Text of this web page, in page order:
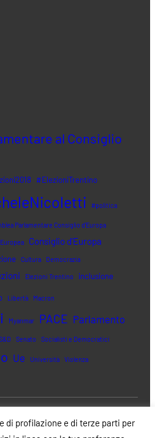
al Consiglio
#ElezioniTrentino
#politica
Parlamentare Consiglio d'Europa
Consiglio d'Europa
Cultura Democrazia
Elezioni Trentino inclusione
Libertà Macron
Myanmar PACE Parlamento
Senato Socialisti e Democratici
Ue Università Violenza
Twitter
di profilazione e di terze parti per